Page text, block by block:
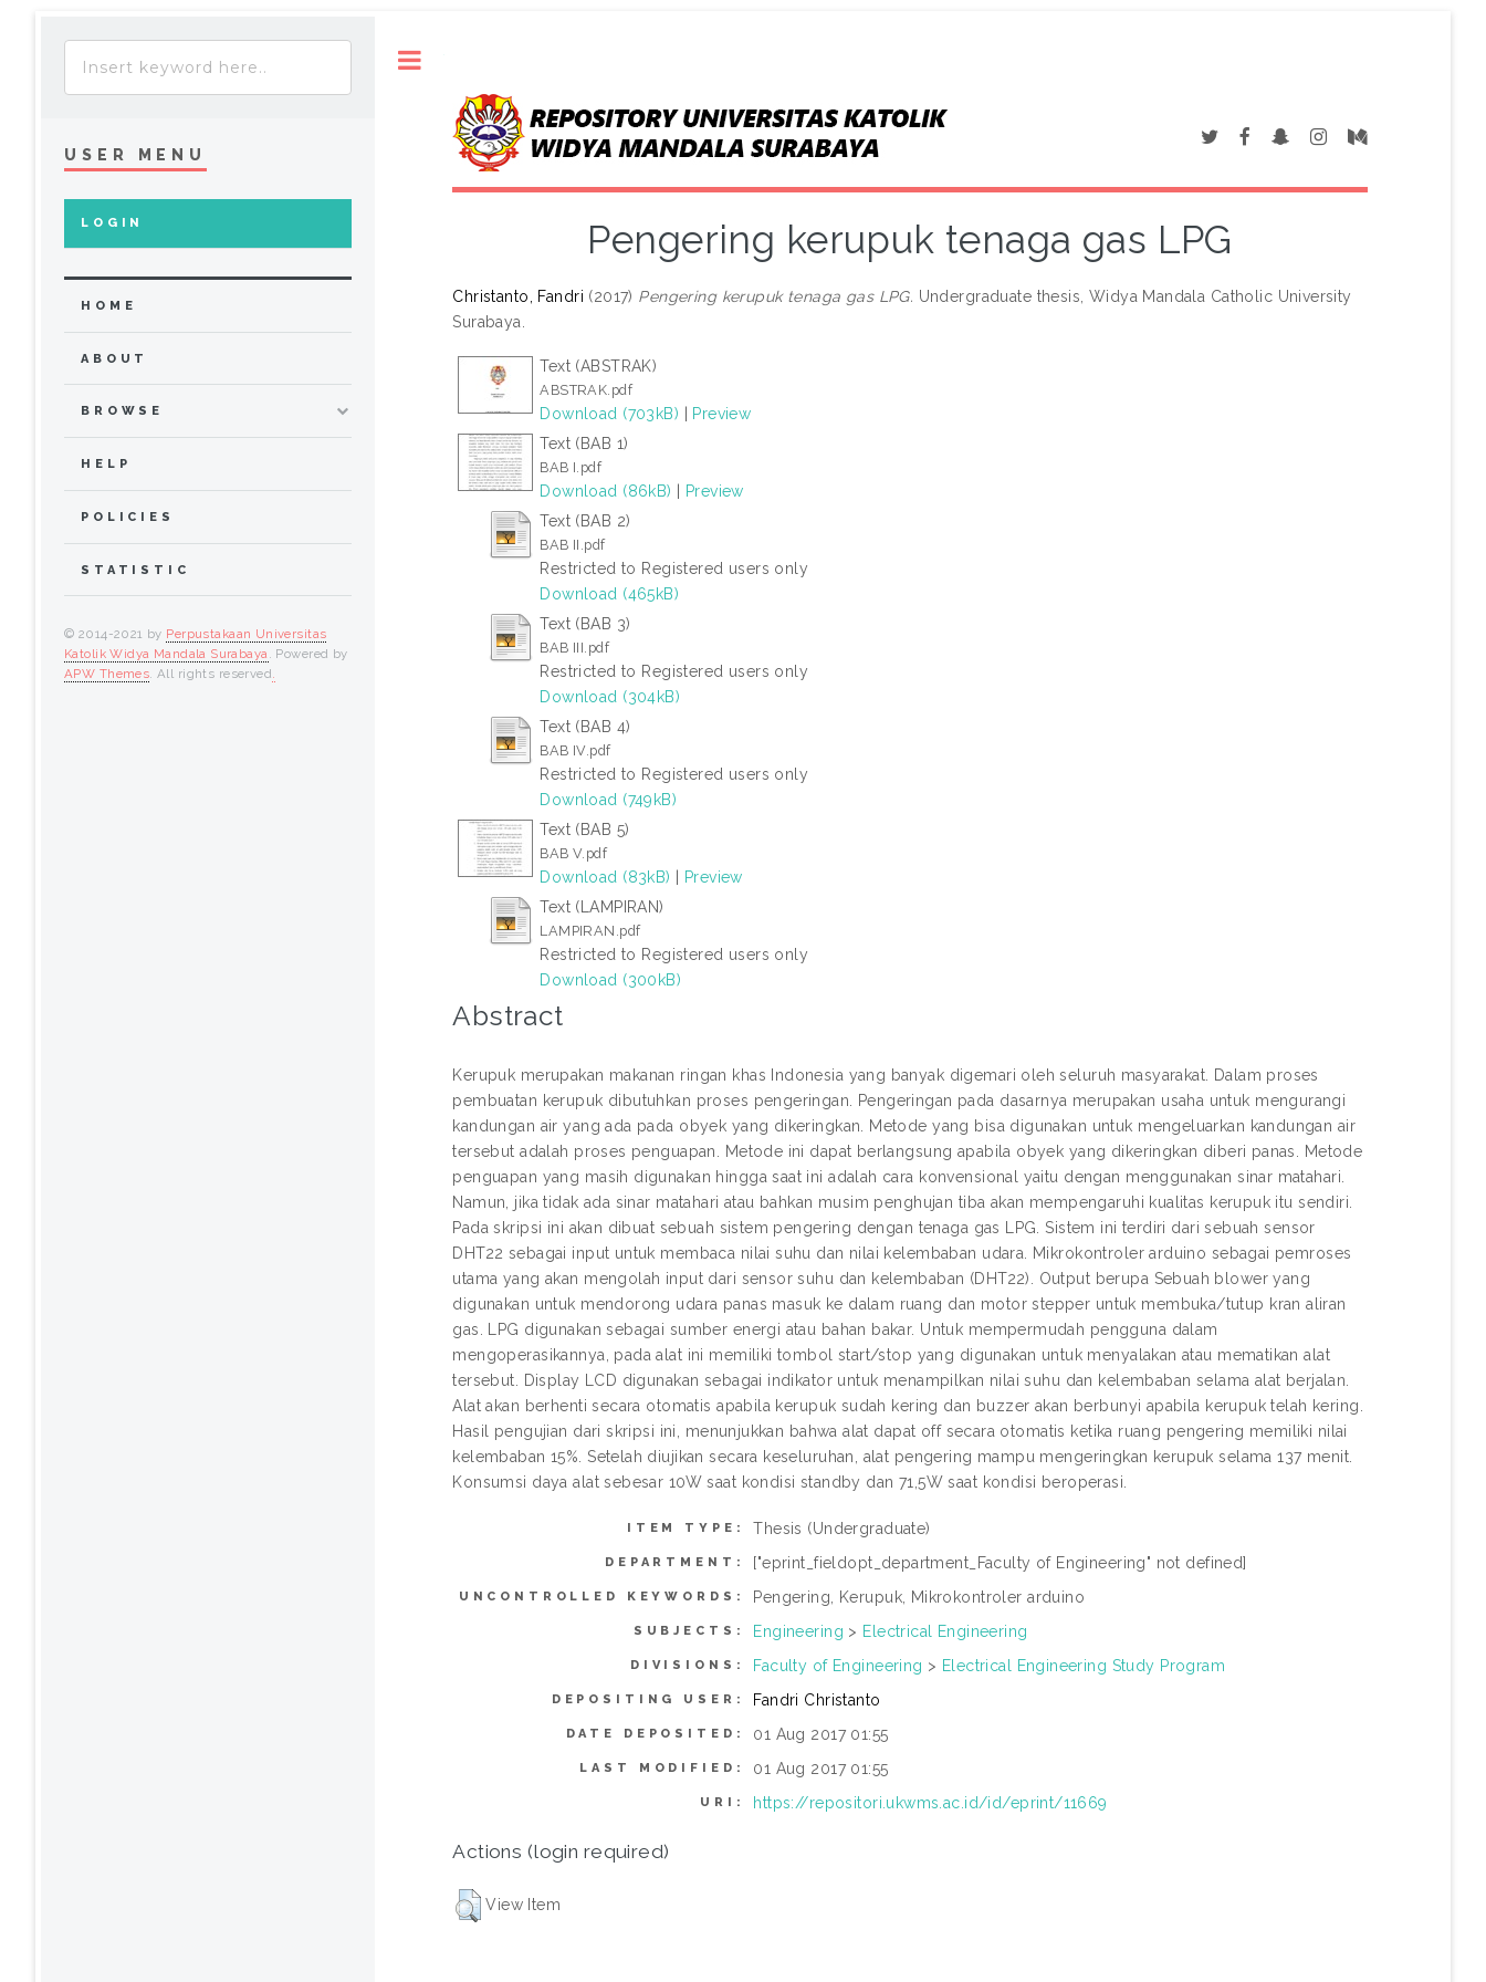
Pengering kerupuk tenaga gas LPG
Christanto, Fandri (2017) Pengering kerupuk tenaga gas LPG. Undergraduate thesis, Widya Mandala Catholic University
Surabaya.
Text (ABSTRAK)
ABSTRAK.pdf
Download (703kB) | Preview
Text (BAB 1)
BAB I.pdf
Download (86kB) | Preview
Text (BAB 2)
BAB II.pdf
Restricted to Registered users only
Download (465kB)
Text (BAB 3)
BAB III.pdf
Restricted to Registered users only
Download (304kB)
Text (BAB 4)
BAB IV.pdf
Restricted to Registered users only
Download (749kB)
Text (BAB 5)
BAB V.pdf
Download (83kB) | Preview
Text (LAMPIRAN)
LAMPIRAN.pdf
Restricted to Registered users only
Download (300kB)
Abstract
Kerupuk merupakan makanan ringan khas Indonesia yang banyak digemari oleh seluruh masyarakat. Dalam proses
pembuatan kerupuk dibutuhkan proses pengeringan. Pengeringan pada dasarnya merupakan usaha untuk mengurangi
kandungan air yang ada pada obyek yang dikeringkan. Metode yang bisa digunakan untuk mengeluarkan kandungan air
tersebut adalah proses penguapan. Metode ini dapat berlangsung apabila obyek yang dikeringkan diberi panas. Metode
penguapan yang masih digunakan hingga saat ini adalah cara konvensional yaitu dengan menggunakan sinar matahari.
Namun, jika tidak ada sinar matahari atau bahkan musim penghujan tiba akan mempengaruhi kualitas kerupuk itu sendiri.
Pada skripsi ini akan dibuat sebuah sistem pengering dengan tenaga gas LPG. Sistem ini terdiri dari sebuah sensor
DHT22 sebagai input untuk membaca nilai suhu dan nilai kelembaban udara. Mikrokontroler arduino sebagai pemroses
utama yang akan mengolah input dari sensor suhu dan kelembaban (DHT22). Output berupa Sebuah blower yang
digunakan untuk mendorong udara panas masuk ke dalam ruang dan motor stepper untuk membuka/tutup kran aliran
gas. LPG digunakan sebagai sumber energi atau bahan bakar. Untuk mempermudah pengguna dalam
mengoperasikannya, pada alat ini memiliki tombol start/stop yang digunakan untuk menyalakan atau mematikan alat
tersebut. Display LCD digunakan sebagai indikator untuk menampilkan nilai suhu dan kelembaban selama alat berjalan.
Alat akan berhenti secara otomatis apabila kerupuk sudah kering dan buzzer akan berbunyi apabila kerupuk telah kering.
Hasil pengujian dari skripsi ini, menunjukkan bahwa alat dapat off secara otomatis ketika ruang pengering memiliki nilai
kelembaban 15%. Setelah diujikan secara keseluruhan, alat pengering mampu mengeringkan kerupuk selama 137 menit.
Konsumsi daya alat sebesar 10W saat kondisi standby dan 71,5W saat kondisi beroperasi.
ITEM TYPE: Thesis (Undergraduate)
DEPARTMENT: ["eprint_fieldopt_department_Faculty of Engineering" not defined]
UNCONTROLLED KEYWORDS: Pengering, Kerupuk, Mikrokontroler arduino
SUBJECTS: Engineering > Electrical Engineering
DIVISIONS: Faculty of Engineering > Electrical Engineering Study Program
DEPOSITING USER: Fandri Christanto
DATE DEPOSITED: 01 Aug 2017 01:55
LAST MODIFIED: 01 Aug 2017 01:55
URI: https://repositori.ukwms.ac.id/id/eprint/11669
Actions (login required)
View Item
USER MENU
LOGIN
HOME
ABOUT
BROWSE
HELP
POLICIES
STATISTIC
© 2014-2021 by Perpustakaan Universitas
Katolik Widya Mandala Surabaya . Powered by
APW Themes. All rights reserved.